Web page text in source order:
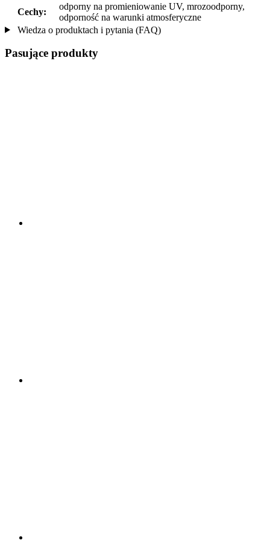
Cechy:
odporny na promieniowanie UV, mrozoodporny,
odporność na warunki atmosferyczne
Wiedza o produktach i pytania (FAQ)
Pasujące produkty